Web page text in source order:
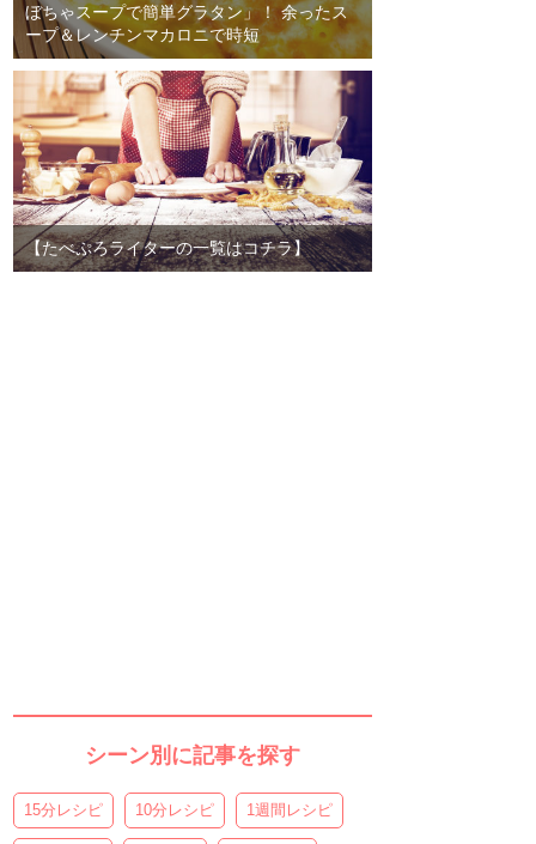
ぼちゃスープで簡単グラタン」！ 余ったス
ープ＆レンチンマカロニで時短
【たべぷろライターの一覧はコチラ】
シーン別に記事を探す
15分レシピ 10分レシピ 1週間レシピ